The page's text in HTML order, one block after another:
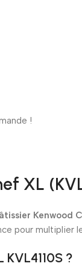
!
XL
Kenwood
pour multiplier
?